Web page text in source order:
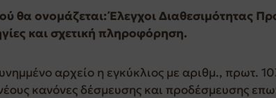
θα ονομάζεται: Έλεγχοι Διαθεσιμότητας
και σχετική πληροφόρηση.
αρχείο η εγκύκλιος με αριθμ., πρωτ.
κανόνες δέσμευσης και προδέσμευσης